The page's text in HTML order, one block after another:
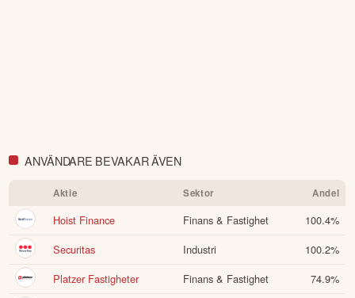
ANVÄNDARE BEVAKAR ÄVEN
Aktie Sektor Andel
Hoist Finance Finans & Fastighet 100.4%
Securitas
Industri 100.2%
Platzer Fastigheter
Finans & Fastighet 74.9%